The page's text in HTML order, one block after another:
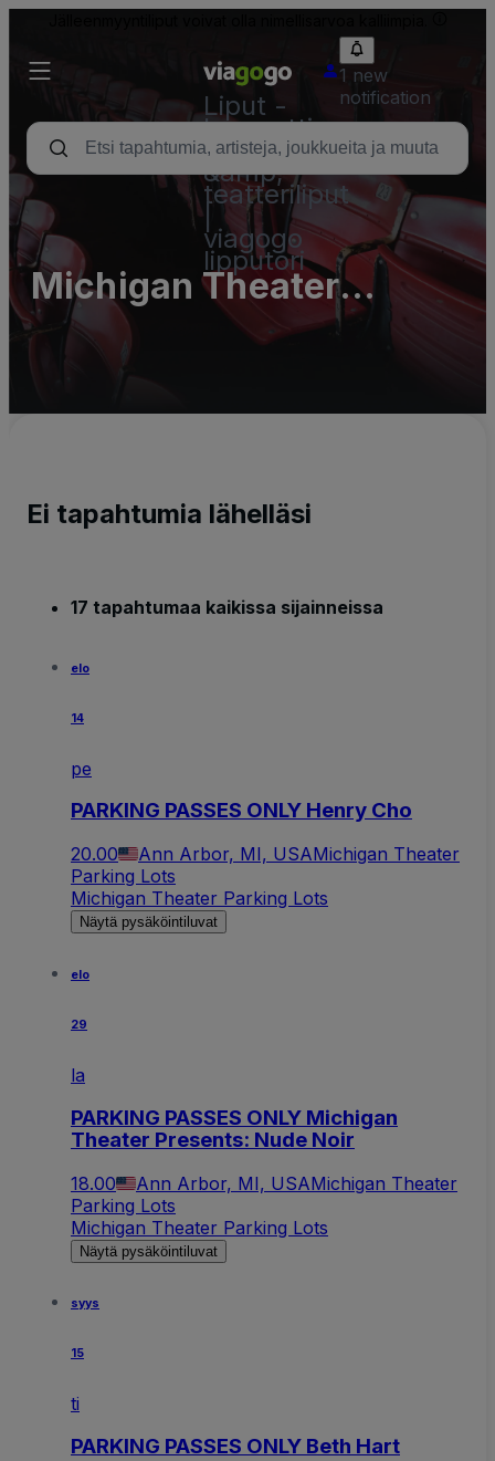
Liput -
konsertti,
urheilu
&amp;
teatteriliput
viagogo
lipputori
1 new
notification
Michigan Theater
Parking Lots
Ei tapahtumia lähelläsi
17 tapahtumaa kaikissa sijainneissa
elo
14
pe
PARKING PASSES ONLY Henry Cho
20.00 Ann Arbor, MI, USAMichigan Theater
Parking Lots
Michigan Theater Parking Lots
Näytä pysäköintiluvat
elo
29
la
PARKING PASSES ONLY Michigan
Theater Presents: Nude Noir
18.00 Ann Arbor, MI, USAMichigan Theater
Parking Lots
Michigan Theater Parking Lots
Näytä pysäköintiluvat
syys
15
ti
PARKING PASSES ONLY Beth Hart